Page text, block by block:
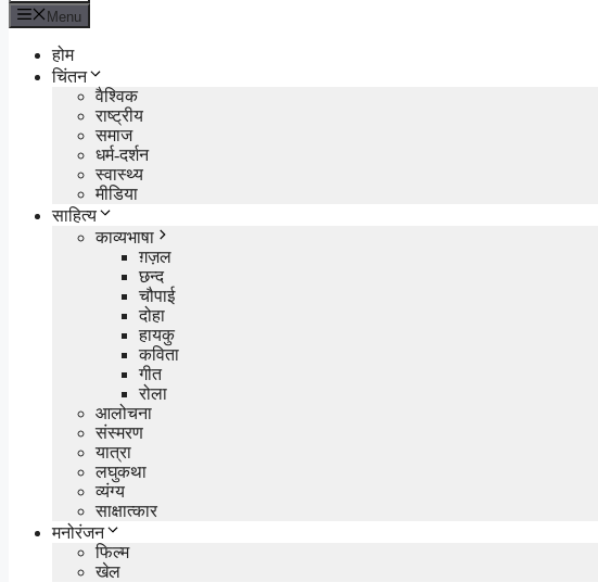
Menu
होम
चिंतन
वैश्विक
राष्ट्रीय
समाज
धर्म-दर्शन
स्वास्थ्य
मीडिया
साहित्य
काव्यभाषा
ग़ज़ल
छन्द
चौपाई
दोहा
हायकु
कविता
गीत
रोला
आलोचना
संस्मरण
यात्रा
लघुकथा
व्यंग्य
साक्षात्कार
मनोरंजन
फिल्म
खेल